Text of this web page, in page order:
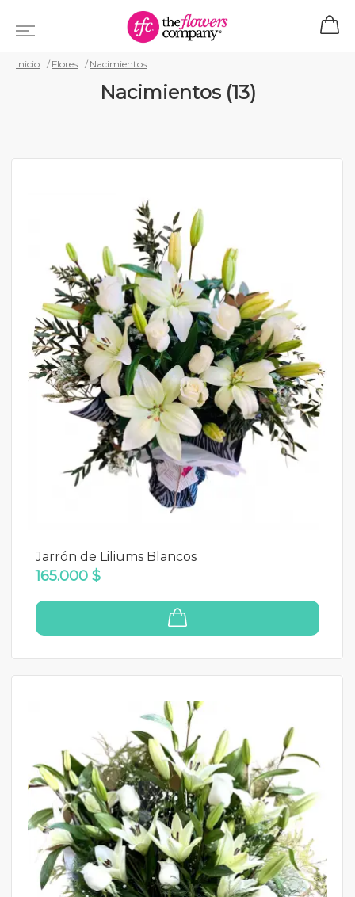
Inicio Flores Nacimientos
Nacimientos (13)
Jarrón de Liliums Blancos
165.000 $